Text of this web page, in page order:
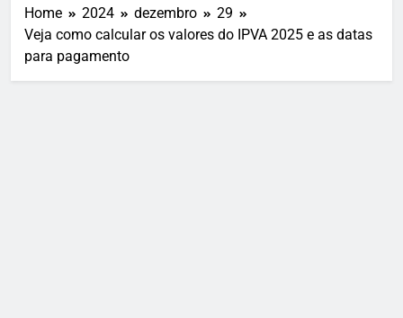
Home 2024 dezembro
29
Veja como calcular os valores do IPVA 2025 e as datas
para pagamento